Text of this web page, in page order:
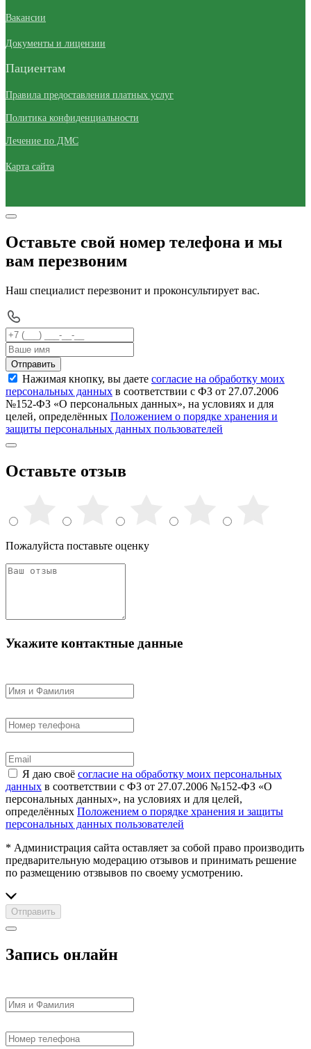
Вакансии
Документы и лицензии
Пациентам
Правила предоставления платных услуг
Политика конфиденциальности
Лечение по ДМС
Карта сайта
Оставьте свой номер телефона и мы
вам перезвоним
Наш специалист перезвонит и проконсультирует вас.
Отправить
Нажимая кнопку, вы даете согласие на обработку моих
персональных данных в соответствии с ФЗ от 27.07.2006
№152-ФЗ «О персональных данных», на условиях и для
целей, определённых Положением о порядке хранения и
защиты персональных данных пользователей
Оставьте отзыв
Пожалуйста поставьте оценку
Укажите контактные данные
Я даю своё согласие на обработку моих персональных
данных в соответствии с ФЗ от 27.07.2006 №152-ФЗ «О
персональных данных», на условиях и для целей,
определённых Положением о порядке хранения и защиты
персональных данных пользователей
* Администрация сайта оставляет за собой право производить
предварительную модерацию отзывов и принимать решение
по размещению отзвывов по своему усмотрению.
Отправить
Запись онлайн